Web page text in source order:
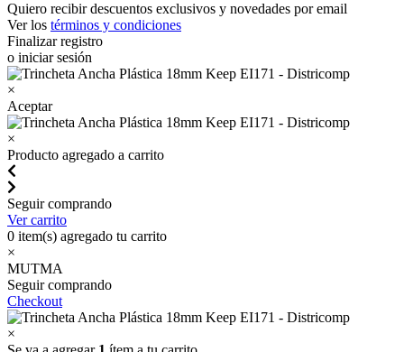
Quiero recibir descuentos exclusivos y novedades por email
Ver los términos y condiciones
Finalizar registro
o iniciar sesión
×
Aceptar
×
Producto agregado a carrito
Seguir comprando
Ver carrito
0 item(s) agregado tu carrito
×
MUTMA
Seguir comprando
Checkout
×